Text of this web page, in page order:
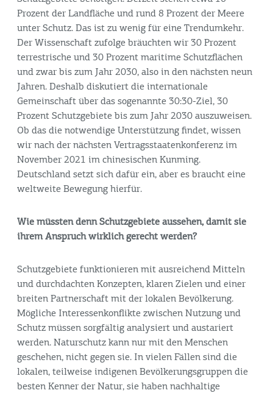
Prozent der Landfläche und rund 8 Prozent der Meere
unter Schutz. Das ist zu wenig für eine Trendumkehr.
Der Wissenschaft zufolge bräuchten wir 30 Prozent
terrestrische und 30 Prozent maritime Schutzflächen
und zwar bis zum Jahr 2030, also in den nächsten neun
Jahren. Deshalb diskutiert die internationale
Gemeinschaft über das sogenannte 30:30-Ziel, 30
Prozent Schutzgebiete bis zum Jahr 2030 auszuweisen.
Ob das die notwendige Unterstützung findet, wissen
wir nach der nächsten Vertragsstaatenkonferenz im
November 2021 im chinesischen Kunming.
Deutschland setzt sich dafür ein, aber es braucht eine
weltweite Bewegung hierfür.
Wie müssten denn Schutzgebiete aussehen, damit sie
ihrem Anspruch wirklich gerecht werden?
Schutzgebiete funktionieren mit ausreichend Mitteln
und durchdachten Konzepten, klaren Zielen und einer
breiten Partnerschaft mit der lokalen Bevölkerung.
Mögliche Interessenkonflikte zwischen Nutzung und
Schutz müssen sorgfältig analysiert und austariert
werden. Naturschutz kann nur mit den Menschen
geschehen, nicht gegen sie. In vielen Fällen sind die
lokalen, teilweise indigenen Bevölkerungsgruppen die
besten Kenner der Natur, sie haben nachhaltige